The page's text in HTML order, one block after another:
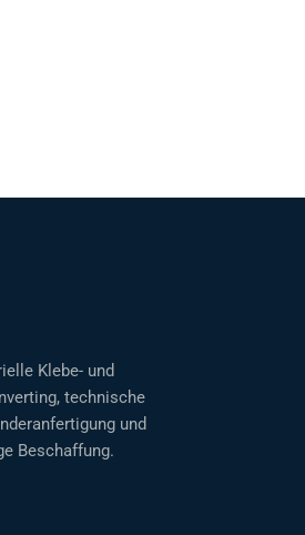
Klebe- und
technische
und
Beschaffung.